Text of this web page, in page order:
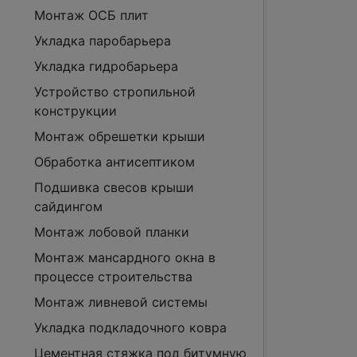
Монтаж ОСБ плит
Укладка паробарьера
Укладка гидробарьера
Устройство стропильной
конструкции
Монтаж обрешетки крыши
Обработка антисептиком
Подшивка свесов крыши
сайдингом
Монтаж лобовой планки
Монтаж мансардного окна в
процессе строительства
Монтаж ливневой системы
Укладка подкладочного ковра
Цементная стяжка под битумную